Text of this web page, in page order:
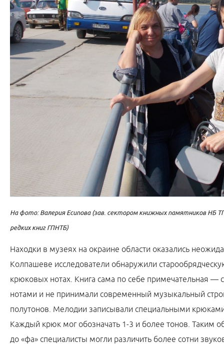
На фото: Валерия Есипова (зав. сектором книжных памятников НБ
редких книг ГПНТБ)
Находки в музеях на окраине области оказались
Колпашеве исследователи обнаружили
крюковых нотах. Книга сама по себе примечательная —
нотами и не принимали современный музыкальный
полутонов. Мелодии записывали специальными
Каждый крюк мог обозначать 1-3 и более тонов. Таким
до «фа» специалисты могли различить более сотни